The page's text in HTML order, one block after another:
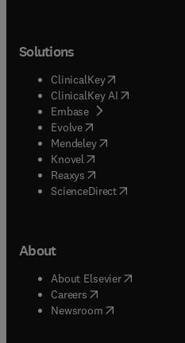
Solutions
ClinicalKey(opens in new
ClinicalKey AI opens in
Embase( opens in new tab/
Evolve(opens in new tab/
Mendeley( opens in new
Knovel (opens in new tab/
Reaxys (opens in new tab/
ScienceDirect(opens in
About
About Elsevier( opens in
Careers opens in new tab/
Newsroom( opens in new